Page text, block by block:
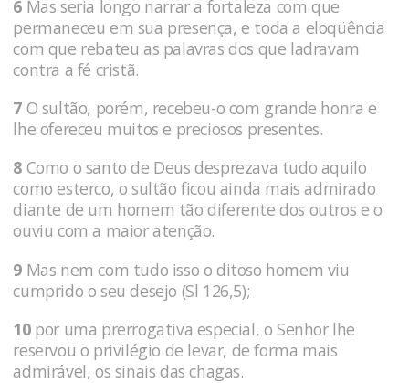
6 Mas seria longo narrar a fortaleza com que
permaneceu em sua presença, e toda a eloqüência
com que rebateu as palavras dos que ladra­vam
contra a fé cristã.
7 O sultão, porém, recebeu-o com grande honra e
lhe ofereceu muitos e preciosos presentes.
8 Como o santo de Deus desprezava tudo aquilo
como esterco, o sultão ficou ainda mais admirado
diante de um homem tão diferente dos outros e o
ouviu com a maior atenção.
9 Mas nem com tudo isso o ditoso homem viu
cumprido o seu desejo (Sl 126,5);
10por uma prerrogativa especial, o Senhor lhe
reservou o privilé­gio de levar, de forma mais
admirável, os sinais das chagas.